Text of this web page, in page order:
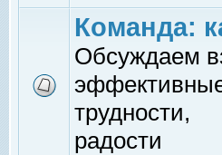
Команда:
Обсуждаем
трудности,
радости